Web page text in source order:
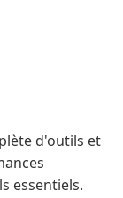
d'outils et
essentiels.